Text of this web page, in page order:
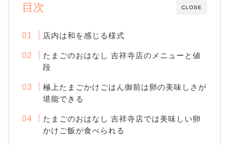
CLOSE
目次
店内は和を感じる様式
たまごのおはなし 吉祥寺店のメニューと値
段
極上たまごかけごはん御前は卵の美味しさが
堪能できる
たまごのおはなし 吉祥寺店では美味しい卵
かけご飯が食べられる